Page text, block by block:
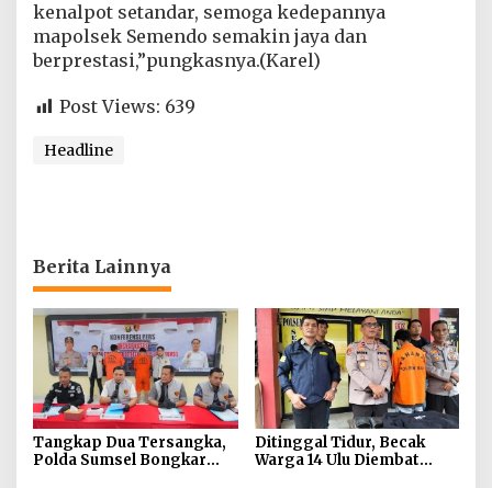
kenalpot setandar, semoga kedepannya
mapolsek Semendo semakin jaya dan
berprestasi,”pungkasnya.(Karel)
Post Views: 639
Headline
Berita Lainnya
Tangkap Dua Tersangka,
Polda Sumsel Bongkar
Ditinggal Tidur, Becak
Warga 14 Ulu Diembat